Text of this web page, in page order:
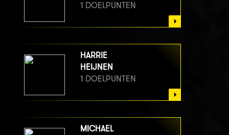
1 DOELPUNTEN
HARRIE
HEIJNEN
1 DOELPUNTEN
MICHAEL